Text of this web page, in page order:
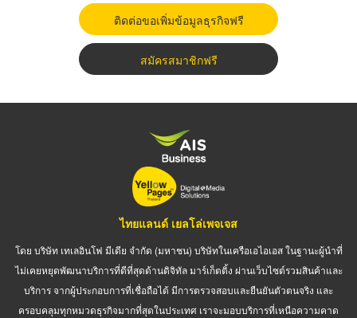
ติดต่อขอเพิ่มข้อมูลธุรกิจฟรี
สมัครสมาชิกฟรี
ไทยแลนด์ เยลโล่เพจเจส
โดย บริษัท เทเลอินโฟ มีเดีย จำกัด (มหาชน) บริษัทในเครือเอไอเอส ในฐานะผู้นำที่
ไม่เคยหยุดพัฒนาบริการที่ดีที่สุดด้านดิจิทัล มาร์เก็ตติ้ง ผ่านเว็บไซต์รวมสินค้าและ
บริการ จากผู้ประกอบการที่เชื่อถือได้ มีการตรวจสอบและยืนยันตัวตนจริง และ
ครอบคลุมทุกหมวดธุรกิจมากที่สุดในประเทศ เราจะมอบบริการที่เหนือความคาด